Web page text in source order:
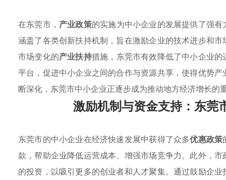
在东莞市， 产业政策的实施为中小企业的发展提供了强
涵盖了各类创新扶持机制，旨在激励企业的技术进步和
市场变化的产业扶持措施，东莞市有效降低了中小企业
平台，促进中小企业之间的合作与资源共享，使得优势
断深化，东莞市中小企业正逐步成为推动地方经济增长的
激励机制与资金支持：东莞
东莞市的中小企业在经济快速发展中获得了众多优惠政策
款，帮助企业降低运营成本、增强市场竞争力。此外，
的投资，以吸引更多的创业者和人才聚集。通过鼓励企